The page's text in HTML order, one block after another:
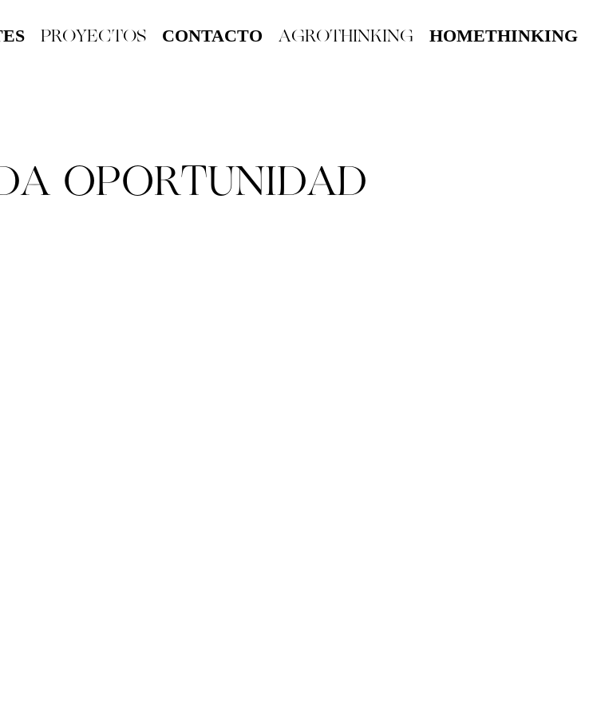
PROYECTOS CONTACTO AGROTHINKING HOMETHINKING
OPORTUNIDAD